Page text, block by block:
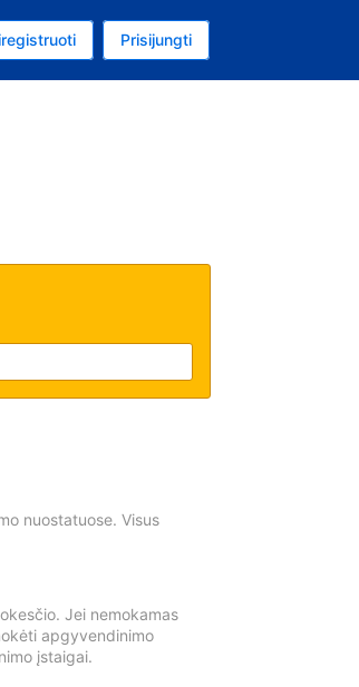
Prisijungti
nuostatuose. Visus
Jei nemokamas
apgyvendinimo
įstaigai.